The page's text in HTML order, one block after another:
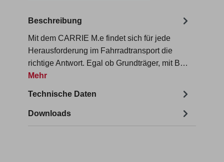
Beschreibung
Mit dem CARRIE M.e findet sich für jede
Herausforderung im Fahrradtransport die
richtige Antwort. Egal ob Grundträger, mit B…
Mehr
Technische Daten
Downloads